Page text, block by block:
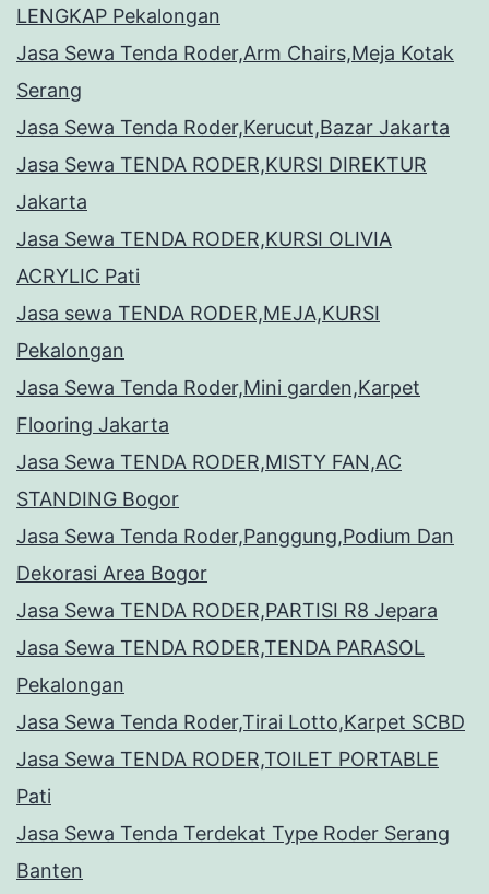
LENGKAP Pekalongan
Jasa Sewa Tenda Roder,Arm Chairs,Meja Kotak
Serang
Jasa Sewa Tenda Roder,Kerucut,Bazar Jakarta
Jasa Sewa TENDA RODER,KURSI DIREKTUR
Jakarta
Jasa Sewa TENDA RODER,KURSI OLIVIA
ACRYLIC Pati
Jasa sewa TENDA RODER,MEJA,KURSI
Pekalongan
Jasa Sewa Tenda Roder,Mini garden,Karpet
Flooring Jakarta
Jasa Sewa TENDA RODER,MISTY FAN,AC
STANDING Bogor
Jasa Sewa Tenda Roder,Panggung,Podium Dan
Dekorasi Area Bogor
Jasa Sewa TENDA RODER,PARTISI R8 Jepara
Jasa Sewa TENDA RODER,TENDA PARASOL
Pekalongan
Jasa Sewa Tenda Roder,Tirai Lotto,Karpet SCBD
Jasa Sewa TENDA RODER,TOILET PORTABLE
Pati
Jasa Sewa Tenda Terdekat Type Roder Serang
Banten